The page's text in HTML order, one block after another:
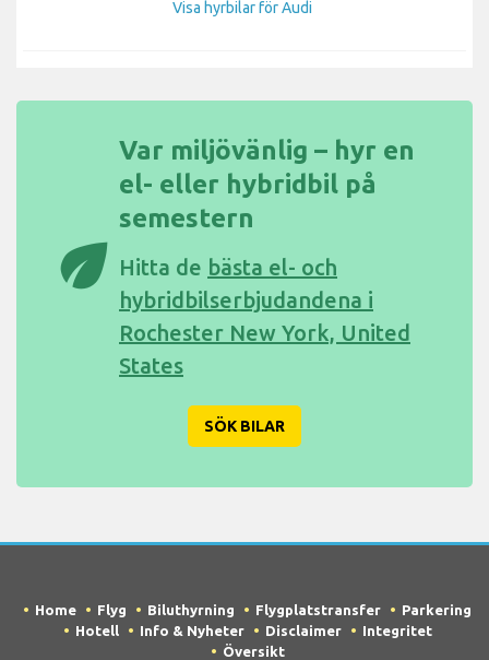
Visa hyrbilar för Audi
eco
Var miljövänlig – hyr en
el- eller hybridbil på
semestern
Hitta de bästa el- och
hybridbilserbjudandena i
Rochester New York, United
States
SÖK BILAR
Home Flyg Biluthyrning Flygplatstransfer
Parkering
Hotell
Info & Nyheter Disclaimer
Integritet
Översikt